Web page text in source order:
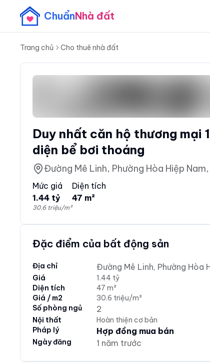
ChuẩnNhà đất
Trang chủ Cho thuê nhà đất
Duy nhất căn hộ thương mại
diện bể bơi thoáng
Đường Mê Linh, Phường Hòa Hiệp
Mức giá
1.44 tỷ
30.6 triệu/m²
Diện tích
47 m²
Đặc điểm của bất động sản
Địa chỉ Đường Mê Linh, Phường Hòa
Giá
1.44 tỷ
Diện tích
47 m²
Giá / m2
30.6 triệu/m²
Số phòng ngủ
2
Nội thất
Hoàn thiện cơ bản
Pháp lý
Hợp đồng mua bán
Ngày đăng 1 năm trước